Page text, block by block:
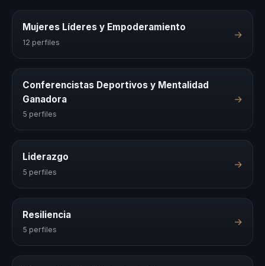
Mujeres Líderes y Empoderamiento
12 perfiles
→
Conferencistas Deportivos y Mentalidad
Ganadora
5 perfiles
→
Liderazgo
5 perfiles
→
Resiliencia
5 perfiles
→